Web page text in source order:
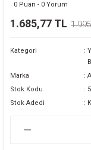
0 Puan - 0 Yorum
1.685,77 TL
Kategori
Marka
Stok Kodu
Stok Adedi